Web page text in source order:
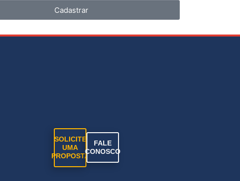
Cadastrar
SOLICITE
UMA
PROPOSTA
FALE
CONOSCO